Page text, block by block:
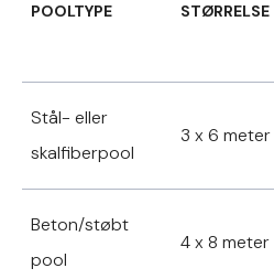
POOLTYPE STØRRELSE
Stål- eller
skalfiberpool
3 x 6 meter
Beton/støbt
pool
4 x 8 meter